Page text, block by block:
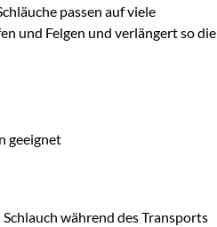
passen auf viele
und Felgen und verlängert so die
geeignet
während des Transports